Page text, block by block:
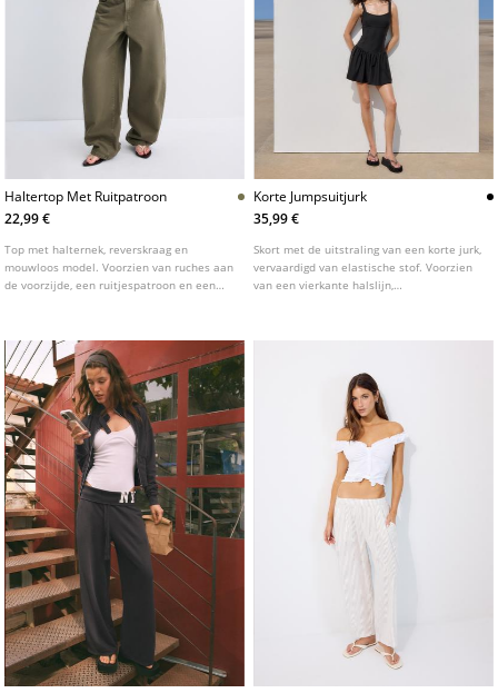
Haltertop Met Ruitpatroon
22,99 €
Top met halternek, reverskraag en
mouwloos model. Voorzien van ruches aan
de voorzijde, een ruitjespatroon en een
Korte Jumpsuitjurk
35,99 €
Skort met de uitstraling van een korte jurk,
vervaardigd van elastische stof. Voorzien
van een vierkante halslijn,